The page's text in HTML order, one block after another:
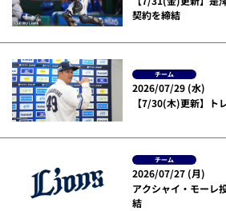
契約を締結
チーム
2026/07/29 (水)
【7/30(木)更新】ト
チーム
2026/07/27 (月)
アクシャイ・モーレ
結